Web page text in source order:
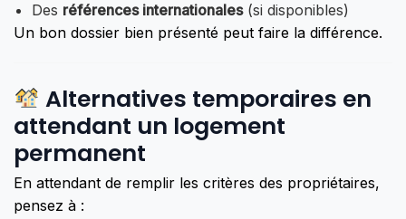
Des références internationales(si disponibles)
Un bon dossier bien présenté peut faire la différence.
Alternatives temporaires en
attendant un logement
permanent
En attendant de remplir les critères des propriétaires,
pensez à :